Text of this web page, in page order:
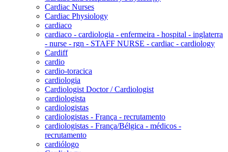
Cardiac Nurses
Cardiac Physiology
cardiaco
cardiaco - cardiologia - enfermeira - hospital - inglaterra
- nurse - rgn - STAFF NURSE - cardiac - cardiology
Cardiff
cardio
cardio-toracica
cardiologia
Cardiologist Doctor / Cardiologist
cardiologista
cardiologistas
cardiologistas - França - recrutamento
cardiologistas - França/Bélgica - médicos -
recrutamento
cardiólogo